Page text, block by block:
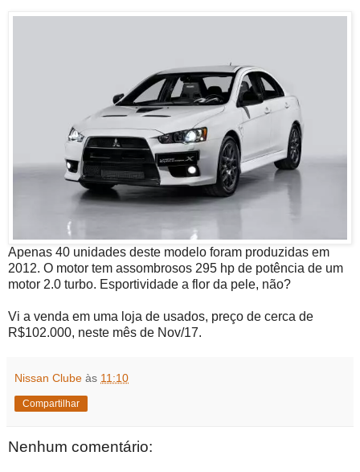
Apenas 40 unidades deste modelo foram produzidas em
2012. O motor tem assombrosos 295 hp de potência de um
motor 2.0 turbo. Esportividade a flor da pele, não?
Vi a venda em uma loja de usados, preço de cerca de
R$102.000, neste mês de Nov/17.
Nissan Clube às 11:10
Compartilhar
Nenhum comentário: